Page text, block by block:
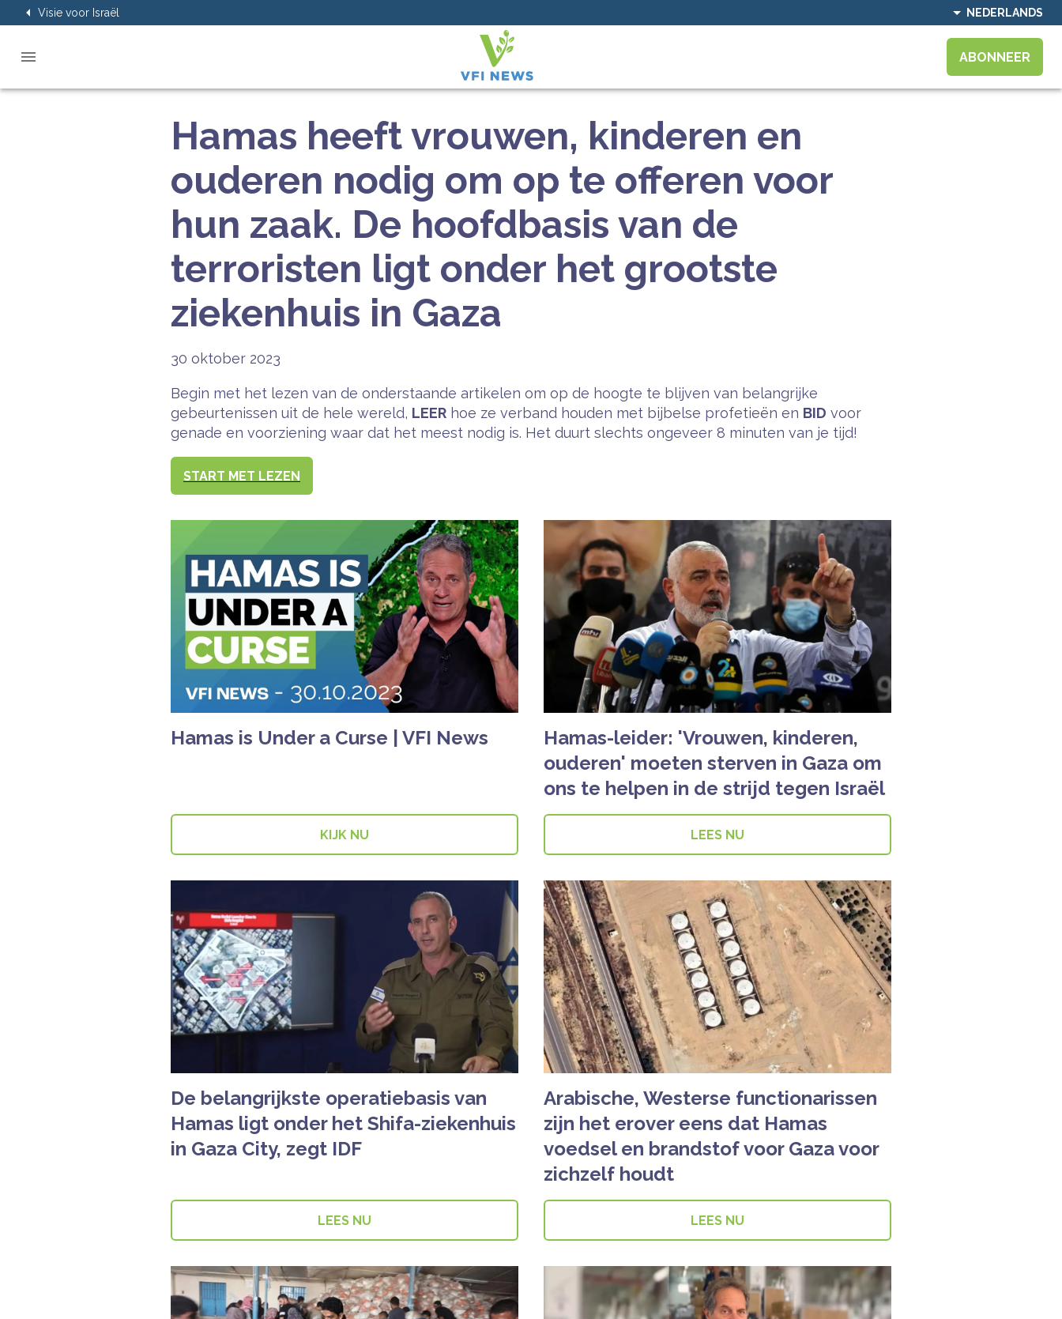
Visie voor Israël NEDERLANDS
ABONNEER
Hamas heeft vrouwen, kinderen en
ouderen nodig om op te offeren voor
hun zaak. De hoofdbasis van de
terroristen ligt onder het grootste
ziekenhuis in Gaza
30 oktober 2023
Begin met het lezen van de onderstaande artikelen om op de hoogte te blijven van belangrijke
gebeurtenissen uit de hele wereld, LEER hoe ze verband houden met bijbelse profetieën en BID voor
genade en voorziening waar dat het meest nodig is. Het duurt slechts ongeveer 8 minuten van je tijd!
START MET LEZEN
Hamas is Under a Curse | VFI News
KIJK NU
Hamas-leider: 'Vrouwen, kinderen,
ouderen' moeten sterven in Gaza om
ons te helpen in de strijd tegen Israël
LEES NU
De belangrijkste operatiebasis van
Hamas ligt onder het Shifa-ziekenhuis
in Gaza City, zegt IDF
LEES NU
Arabische, Westerse functionarissen
zijn het erover eens dat Hamas
voedsel en brandstof voor Gaza voor
zichzelf houdt
LEES NU